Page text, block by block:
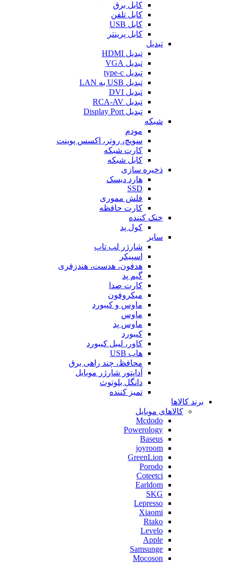
کابل برق
کابل تلفن
کابل USB
کابل پرینتر
تبدیل
تبدیل HDMI
تبدیل VGA
تبدیل type-c
تبدیل USB به LAN
تبدیل DVI
تبدیل RCA-AV
تبدیل Display Port
شبکه
مودم
سویچ، روتر، اکسس پوینت
کارت شبکه
کابل شبکه
ذخیره سازی
هارد دیسک
SSD
فلش مموری
کارت حافظه
خنک کننده
کول پد
سایر
شارژر لپ تاپ
اسپیکر
هدفون، هدست، هندزفری
گیم پد
کارت صدا
میکروفون
ماوس و کیبورد
ماوس
ماوس پد
کیبورد
کاور، لیبل کیبورد
هاب USB
محافظ، چند راهی برق
آداپتور شارژر موبایل
دانگل بلوتوث
تمیز کننده
برند کالاها
کالاهای موبایل
Mcdodo
Powerology
Baseus
joyroom
GreenLion
Porodo
Coteetci
Earldom
SKG
Lepresso
Xiaomi
Rtako
Levelo
Apple
Samsunge
Mocoson